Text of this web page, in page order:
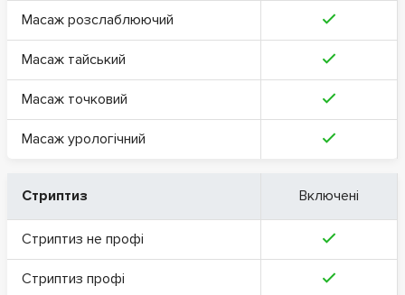
Масаж розслаблюючий
Масаж тайський
Масаж точковий
Масаж урологічний
Стриптиз Включені
Стриптиз не профі
Стриптиз профі